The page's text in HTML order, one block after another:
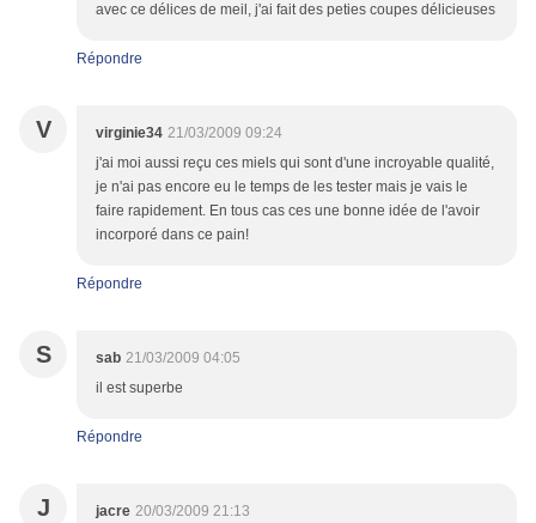
avec ce délices de meil, j'ai fait des peties coupes délicieuses
Répondre
V virginie34 21/03/2009 09:24
j'ai moi aussi reçu ces miels qui sont d'une incroyable qualité,
je n'ai pas encore eu le temps de les tester mais je vais le
faire rapidement. En tous cas ces une bonne idée de l'avoir
incorporé dans ce pain!
Répondre
S sab 21/03/2009 04:05
il est superbe
Répondre
J jacre 20/03/2009 21:13